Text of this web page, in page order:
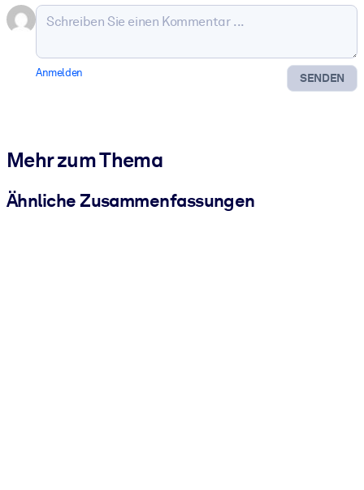
SENDEN
Anmelden
Mehr zum Thema
Ähnliche Zusammenfassungen